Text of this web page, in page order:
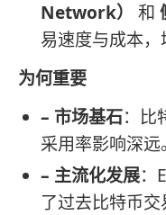
Network）
和
易速度与成本，
为何重要
– 市场基石：比
采用率影响深远。
– 主流化发展：
了过去比特币交